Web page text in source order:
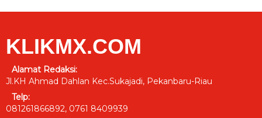
KLIKMX.COM
Alamat Redaksi:
Jl.KH Ahmad Dahlan Kec.Sukajadi, Pekanbaru-Riau
Telp:
081261866892, 0761 8409939